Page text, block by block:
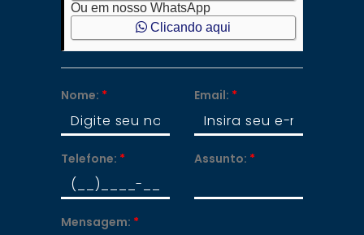
Ou em nosso WhatsApp
Clicando aqui
Nome: * Email: *
Telefone: * Assunto: *
Mensagem: *